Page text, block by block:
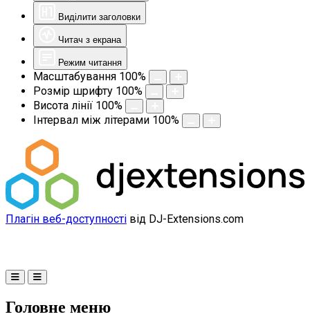
Виділити заголовки
Читач з екрана
Режим читання
Масштабування 100%
Розмір шрифту 100%
Висота лінії 100%
Інтервал між літерами 100%
Плагін веб-доступності від DJ-Extensions.com
Головне меню